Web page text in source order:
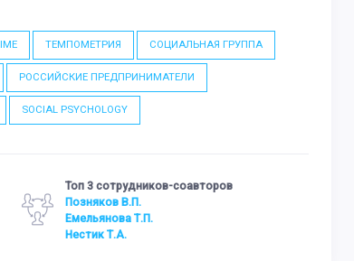
ТЕМПОМЕТРИЯ СОЦИАЛЬНАЯ ГРУППА
РОССИЙСКИЕ ПРЕДПРИНИМАТЕЛИ
SOCIAL PSYCHOLOGY
Топ 3 сотрудников-соавторов
Позняков В.П.
Емельянова Т.П.
Нестик Т.А.